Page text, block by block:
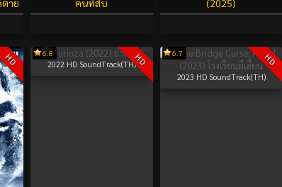
ตาย
คนที่สิบ
(2025)
HD 6.8 HD
2022HD SoundTrack(TH)
6.7 HD
2023 HD SoundTrack(TH)